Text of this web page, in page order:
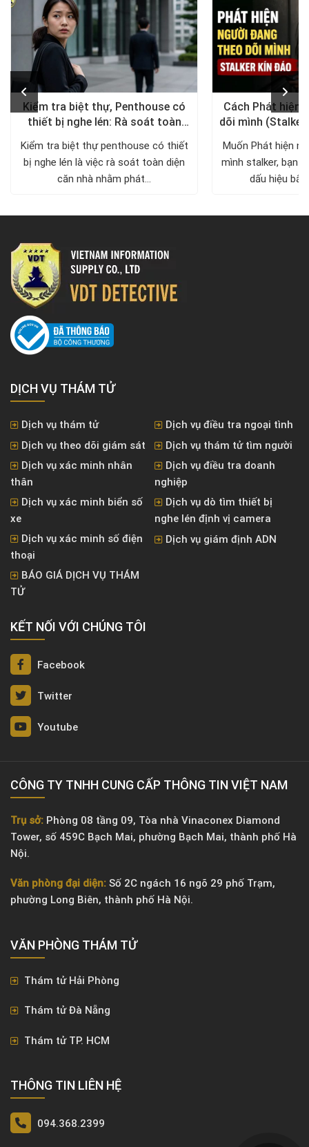
Kiểm tra biệt thự, Penthouse có
thiết bị nghe lén: Rà soát toàn
diện, trả lại không gian riêng tư
Kiểm tra biệt thự penthouse có thiết
bị nghe lén là việc rà soát toàn diện
căn nhà nhằm phát...
Cách Phát hiện
dõi mình
Muốn Phát hiện
mình stalker, bạn
dấu hiệu bất
DỊCH VỤ THÁM TỬ
Dịch vụ thám tử
Dịch vụ điều tra ngoại tình
Dịch vụ theo dõi giám sát
Dịch vụ thám tử tìm người
Dịch vụ xác minh nhân
thân
Dịch vụ điều tra doanh
nghiệp
Dịch vụ xác minh biển số
xe
Dịch vụ dò tìm thiết bị
nghe lén định vị camera
Dịch vụ xác minh số điện
thoại
Dịch vụ giám định ADN
BÁO GIÁ DỊCH VỤ THÁM
TỬ
KẾT NỐI VỚI CHÚNG TÔI
Facebook
Twitter
Youtube
CÔNG TY TNHH CUNG CẤP THÔNG TIN VIỆT NAM
Trụ sở: Phòng 08 tầng 09, Tòa nhà Vinaconex Diamond
Tower, số 459C Bạch Mai, phường Bạch Mai, thành phố Hà
Nội.
Văn phòng đại diện: Số 2C ngách 16 ngõ 29 phố Trạm,
phường Long Biên, thành phố Hà Nội.
VĂN PHÒNG ​THÁM TỬ
Thám tử Hải Phòng
Thám tử Đà Nẵng
Thám tử TP. HCM
THÔNG TIN LIÊN HỆ
094.368.2399